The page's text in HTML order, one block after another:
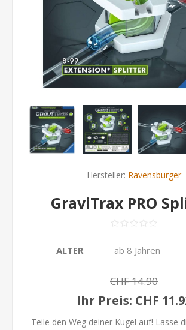
Hersteller: Ravensburger
GraviTrax PRO
ALTER ab 8 Jahren
CHF 14.90
Ihr Preis: CHF
Teile den Weg deiner Kugel auf! Lasse